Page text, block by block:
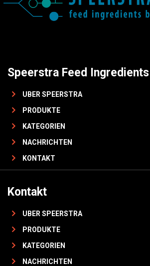
Speerstra Feed Ingredients
UBER SPEERSTRA
PRODUKTE
KATEGORIEN
NACHRICHTEN
KONTAKT
Kontakt
UBER SPEERSTRA
PRODUKTE
KATEGORIEN
NACHRICHTEN